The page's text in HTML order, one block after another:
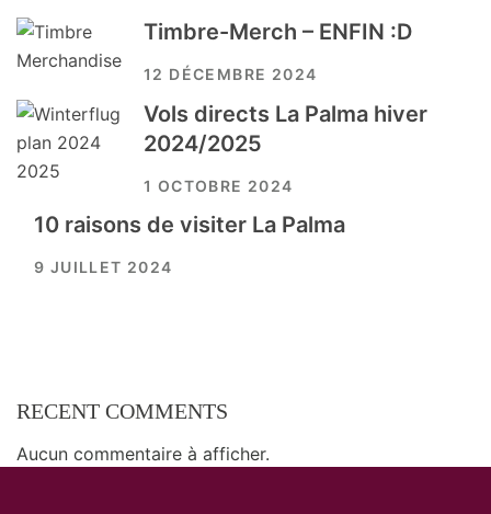
Timbre-Merch – ENFIN :D
12 DÉCEMBRE 2024
Vols directs La Palma hiver
2024/2025
1 OCTOBRE 2024
10 raisons de visiter La Palma
9 JUILLET 2024
RECENT COMMENTS
Aucun commentaire à afficher.